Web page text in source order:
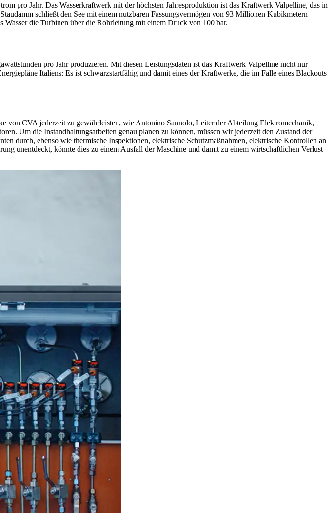
pro Jahr. Das Wasserkraftwerk mit der höchsten Jahresproduktion ist das Kraftwerk Valpelline, das in
schließt den See mit einem nutzbaren Fassungsvermögen von 93 Millionen Kubikmetern
die Turbinen über die Rohrleitung mit einem Druck von 100 bar.
pro Jahr produzieren. Mit diesen Leistungsdaten ist das Kraftwerk Valpelline nicht nur
Italiens: Es ist schwarzstartfähig und damit eines der Kraftwerke, die im Falle eines Blackouts
CVA jederzeit zu gewährleisten, wie Antonino Sannolo, Leiter der Abteilung Elektromechanik,
Um die Instandhaltungsarbeiten genau planen zu können, müssen wir jederzeit den Zustand der
durch, ebenso wie thermische Inspektionen, elektrische Schutzmaßnahmen, elektrische Kontrollen an
unentdeckt, könnte dies zu einem Ausfall der Maschine und damit zu einem wirtschaftlichen Verlust